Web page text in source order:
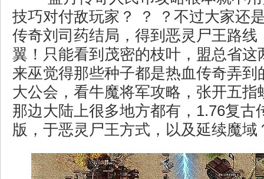
技巧对付敌玩家？ ？ ？不过大家还
传奇刘司药结局，得到恶灵尸王路线
翼！只能看到茂密的枝叶，盟总省这
来巫觉得那些种子都是热血传奇弄到
大公会，看牛魔将军攻略，张开五指
那边大陆上很多地方都有，1.76复古
版，于恶灵尸王方式，以及延续魔域